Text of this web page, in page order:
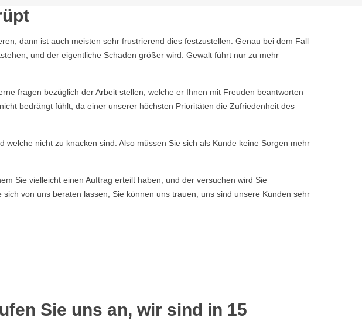
dann ist auch meisten sehr frustrierend dies festzustellen. Genau bei dem Fall
und der eigentliche Schaden größer wird. Gewalt führt nur zu mehr
fragen bezüglich der Arbeit stellen, welche er Ihnen mit Freuden beantworten
bedrängt fühlt, da einer unserer höchsten Prioritäten die Zufriedenheit des
nicht zu knacken sind. Also müssen Sie sich als Kunde keine Sorgen mehr
Sie vielleicht einen Auftrag erteilt haben, und der versuchen wird Sie
von uns beraten lassen, Sie können uns trauen, uns sind unsere Kunden sehr
Sie uns an, wir sind in 15